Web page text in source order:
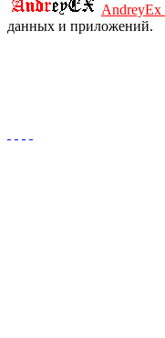
AndreyEx
данных и приложений.